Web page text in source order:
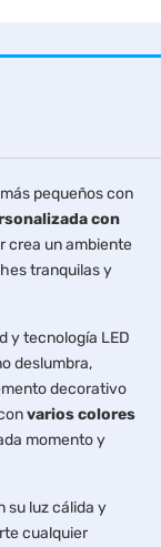
pequeños con
con
crea un ambiente
tranquilas y
y tecnología LED
deslumbra,
decorativo
varios colores
momento y
su luz cálida y
cualquier